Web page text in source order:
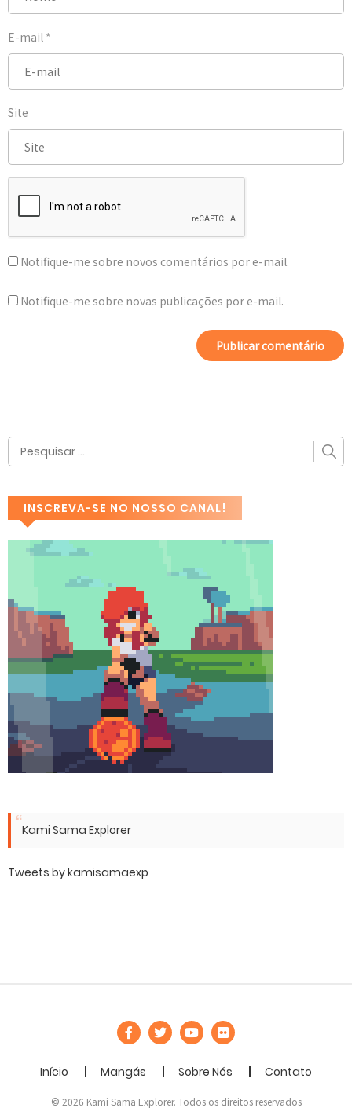
E-mail *
Site
Notifique-me sobre novos comentários por e-mail.
Notifique-me sobre novas publicações por e-mail.
INSCREVA-SE NO NOSSO CANAL!
Kami Sama Explorer
Tweets by kamisamaexp
Início Mangás Sobre Nós Contato
© 2026 Kami Sama Explorer. Todos os direitos reservados